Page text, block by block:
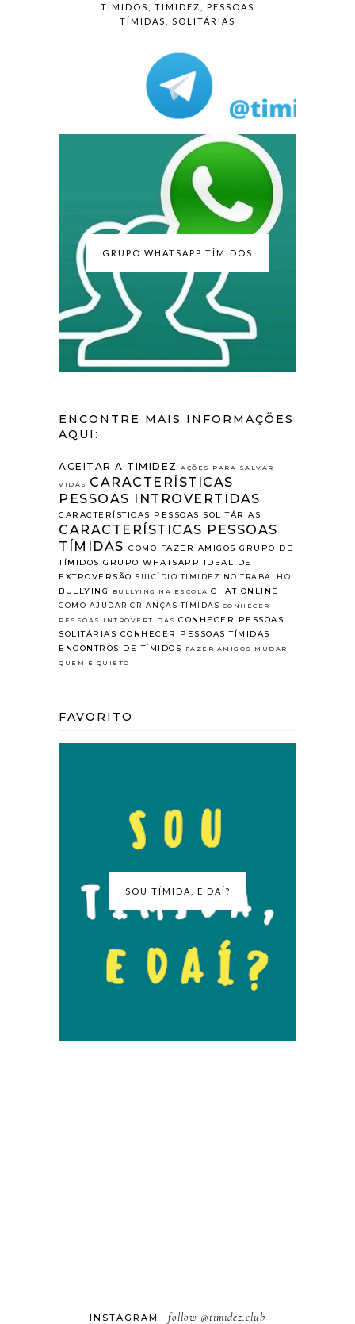
TÍMIDOS, TIMIDEZ, PESSOAS
TÍMIDAS, SOLITÁRIAS
GRUPO WHATSAPP TÍMIDOS
ENCONTRE MAIS INFORMAÇÕES
AQUI:
ACEITAR A TIMIDEZ AÇÕES PARA SALVAR
VIDAS
CARACTERÍSTICAS
PESSOAS INTROVERTIDAS
CARACTERÍSTICAS PESSOAS SOLITÁRIAS
CARACTERÍSTICAS PESSOAS
TÍMIDAS COMO FAZER AMIGOS GRUPO DE
TÍMIDOS GRUPO WHATSAPP
IDEAL DE
EXTROVERSÃO SUICÍDIO TIMIDEZ NO TRABALHO
BULLYING BULLYING NA ESCOLA CHAT ONLINE
COMO AJUDAR CRIANÇAS TÍMIDAS CONHECER
PESSOAS INTROVERTIDAS CONHECER PESSOAS
SOLITÁRIAS CONHECER PESSOAS TÍMIDAS
ENCONTROS DE TÍMIDOS
FAZER AMIGOS
MUDAR
QUEM É QUIETO
FAVORITO
SOU TÍMIDA, E DAÍ?
INSTAGRAM follow @timidez.club